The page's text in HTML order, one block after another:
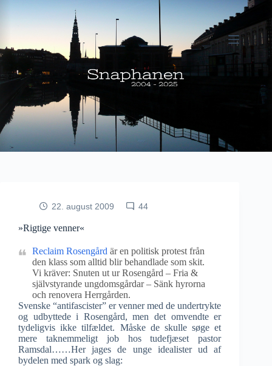
22. august 2009 44
»Rigtige venner«
Reclaim Rosengård är en politisk protest från
den klass som alltid blir behandlade som skit.
Vi kräver: Snuten ut ur Rosengård – Fria &
självstyrande ungdomsgårdar – Sänk hyrorna
och renovera Herrgården.
Svenske “antifascister” er venner med de undertrykte
og udbyttede i Rosengård, men det omvendte er
tydeligvis ikke tilfældet. Måske de skulle søge et
mere taknemmeligt job hos tudefjæset pastor
Ramsdal……Her jages de unge idealister ud af
bydelen med spark og slag: